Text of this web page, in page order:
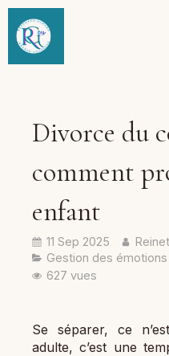
Divorce du
comment
enfant
11 Sep 2025
Gestion des émotions
627 vues
Se séparer, ce
adulte, c’est une